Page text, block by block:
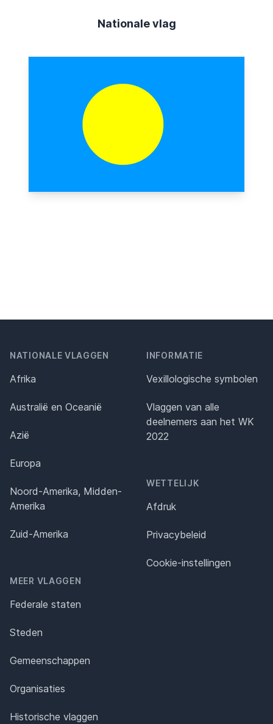
Nationale vlag
NATIONALE VLAGGEN
Afrika
Australië en Oceanië
Azië
Europa
Noord-Amerika, Midden-
Amerika
Zuid-Amerika
MEER VLAGGEN
Federale staten
Steden
Gemeenschappen
Organisaties
Historische vlaggen
INFORMATIE
Vexillologische symbolen
Vlaggen van alle
deelnemers aan het WK
2022
WETTELIJK
Afdruk
Privacybeleid
Cookie-instellingen